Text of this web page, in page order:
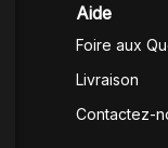
Aide
Foire aux
Livraison
Contactez-